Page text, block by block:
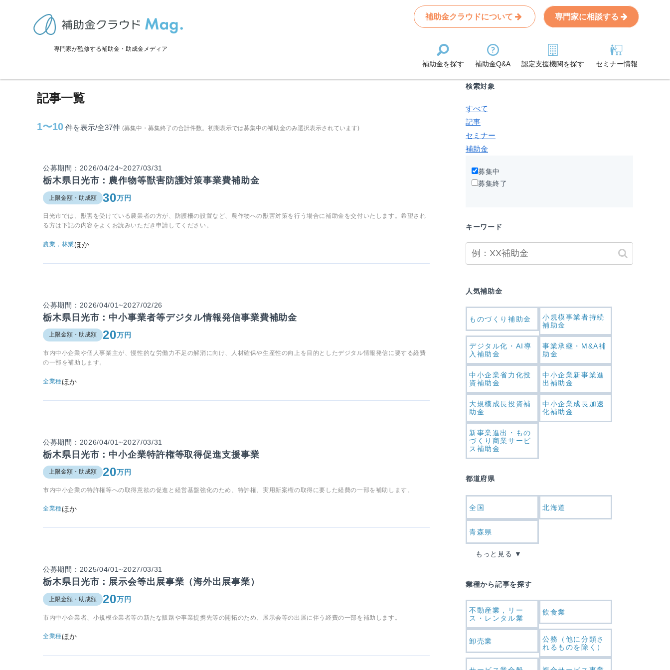
専門家が監修する補助金・助成金メディア
補助金クラウドについて 専門家に相談する
補助金を探す 補助金Q&A 認定支援機関を探す セミナー情報
>補助金・助成金詳細
日光市に関連する記事
記事一覧
1〜10 件を表示/全37件 (募集中・募集終了の合計件数。初期表示では募集中の補助金のみ選択表示されています)
公募期間：2026/04/24~2027/03/31
栃木県日光市：農作物等獣害防護対策事業費補助金
上限金額・助成額 30万円
日光市では、獣害を受けている農業者の方が、防護柵の設置など、農作物への獣害対策を行う場合に補助金を交付いたします。希望され
る方は下記の内容をよくお読みいただき申請してください。
農業，林業ほか
公募期間：2026/04/01~2027/02/26
栃木県日光市：中小事業者等デジタル情報発信事業費補助金
上限金額・助成額 20万円
市内中小企業や個人事業主が、慢性的な労働力不足の解消に向け、人材確保や生産性の向上を目的としたデジタル情報発信に要する経費
の一部を補助します。
全業種ほか
公募期間：2026/04/01~2027/03/31
栃木県日光市：中小企業特許権等取得促進支援事業
上限金額・助成額 20万円
市内中小企業の特許権等への取得意欲の促進と経営基盤強化のため、特許権、実用新案権の取得に要した経費の一部を補助します。
全業種ほか
公募期間：2025/04/01~2027/03/31
栃木県日光市：展示会等出展事業（海外出展事業）
上限金額・助成額 20万円
市内中小企業者、小規模企業者等の新たな販路や事業提携先等の開拓のため、展示会等の出展に伴う経費の一部を補助します。
全業種ほか
Search
条件から記事を探す
検索対象
すべて
記事
セミナー
補助金
募集中
募集終了
キーワード
人気補助金
ものづくり補助金
小規模事業者持続
補助金
デジタル化・AI導
入補助金
事業承継・M&A補
助金
中小企業省力化投
資補助金
中小企業新事業進
出補助金
大規模成長投資補
助金
中小企業成長加速
化補助金
新事業進出・もの
づくり商業サービ
ス補助金
都道府県
全国 北海道
青森県
もっと見る
業種から記事を探す
不動産業，リー
ス・レンタル業
飲食業
卸売業
公務（他に分類さ
れるものを除く）